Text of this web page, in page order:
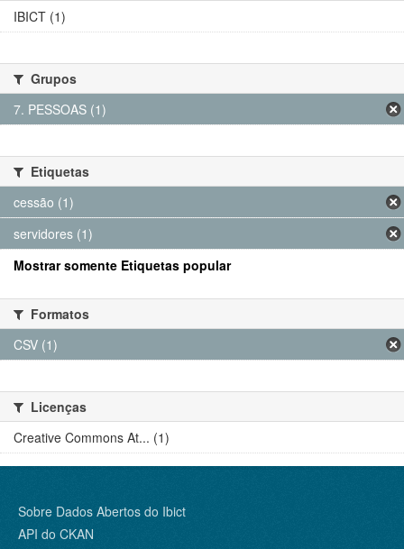
IBICT (1)
Grupos
7. PESSOAS (1)
Etiquetas
cessão (1)
servidores (1)
Mostrar somente Etiquetas popular
Formatos
CSV (1)
Licenças
Creative Commons At... (1)
Sobre Dados Abertos do Ibict
API do CKAN